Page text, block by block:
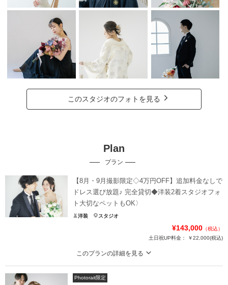
このスタジオのフォトを見る
Plan
プラン
【8月・9月撮影限定◇4万円OFF】追加料金なしで
ドレス選び放題♪ 完全貸切◆洋装2着スタジオフォ
ト大切なペットもOK〉
洋装 スタジオ
¥143,000 （税込）
土日祝UP料金：
￥22,000(税込)
このプランの詳細を見る
スタジオで撮影したい方へお得な洋装2着のスタジオプラン！〉通常¥187,000
(税込)→¥143,000(税込)
Photorait限定